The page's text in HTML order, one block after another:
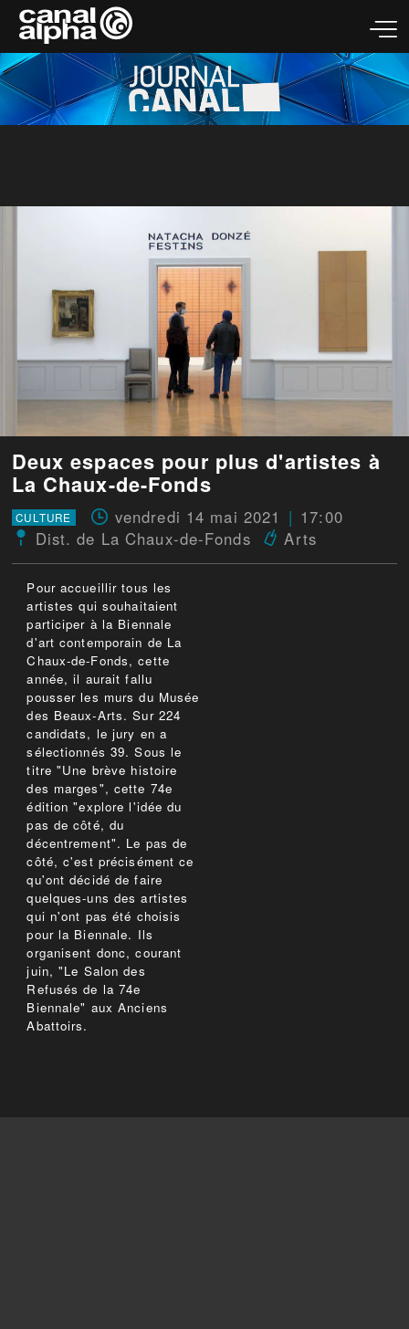
Deux espaces pour plus d'artistes à
La Chaux-de-Fonds
CULTURE vendredi 14 mai 2021
17:00
Dist. de La Chaux-de-Fonds
Arts
Pour accueillir tous les
artistes qui souhaitaient
participer à la Biennale
d'art contemporain de La
Chaux-de-Fonds, cette
année, il aurait fallu
pousser les murs du Musée
des Beaux-Arts. Sur 224
candidats, le jury en a
sélectionnés 39. Sous le
titre "Une brève histoire
des marges", cette 74e
édition "explore l'idée du
pas de côté, du
décentrement". Le pas de
côté, c'est précisément ce
qu'ont décidé de faire
quelques-uns des artistes
qui n'ont pas été choisis
pour la Biennale. Ils
organisent donc, courant
juin, "Le Salon des
Refusés de la 74e
Biennale" aux Anciens
Abattoirs.